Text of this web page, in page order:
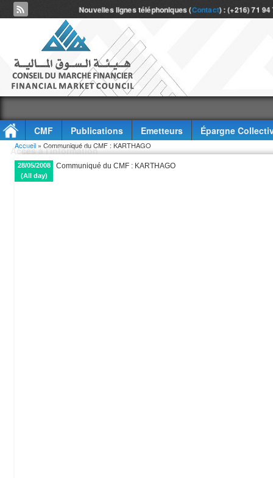
Nouvelles lignes téléphoniques (Contact) : (+216) 71
CMF Publications Emetteurs
Épargne
Accès à l'information
Vous êtes ici
Accueil » Communiqué du CMF : KARTHAGO
28/05/2008
(All day)
Communiqué du CMF : KARTHAGO